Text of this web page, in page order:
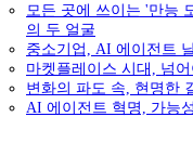
모든 곳에 쓰이는 '만능
의 두 얼굴
중소기업, AI 에이전트
마켓플레이스 시대, 넘
변화의 파도 속, 현명한
AI 에이전트 혁명, 가능